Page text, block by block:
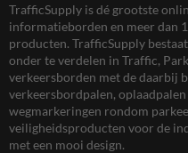
TrafficSupply is dé grootste
informatieborden en meer dan
producten. TrafficSupply
onder te verdelen in Traffic,
verkeersborden met de daarbij
verkeersbordpalen,
wegmarkeringen rondom
veiligheidsproducten voor de
met een mooi design.